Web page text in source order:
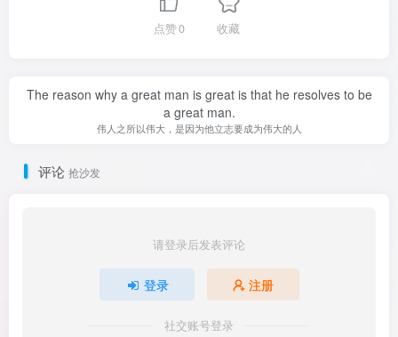
点赞0 收藏
The reason why a great man is great is that he resolves to be
a great man.
伟人之所以伟大，是因为他立志要成为伟大的人
评论 抢沙发
请登录后发表评论
登录 注册
社交账号登录